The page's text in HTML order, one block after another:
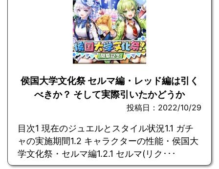
侯国大学文化祭 セルマ編・レッド編は引く
べきか？ そして実際引いたかどうか
投稿日：2022/10/29
目次1 現在のジュエルとスタイル状況1.1 ガチ
ャの実施期間1.2 キャラクターの性能・侯国大
学文化祭・セルマ編1.2.1 セルマ(リク･･･